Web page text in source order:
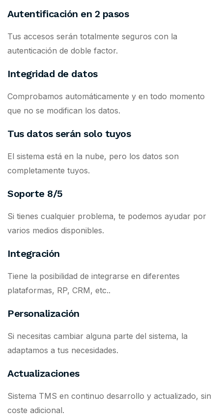
Autentificación en 2 pasos
Tus accesos serán totalmente seguros con la
autenticación de doble factor.
Integridad de datos
Comprobamos automáticamente y en todo momento
que no se modifican los datos.
Tus datos serán solo tuyos
El sistema está en la nube, pero los datos son
completamente tuyos.
Soporte 8/5
Si tienes cualquier problema, te podemos ayudar por
varios medios disponibles.
Integración
Tiene la posibilidad de integrarse en diferentes
plataformas, RP, CRM, etc..
Personalización
Si necesitas cambiar alguna parte del sistema, la
adaptamos a tus necesidades.
Actualizaciones
Sistema TMS en continuo desarrollo y actualizado, sin
coste adicional.